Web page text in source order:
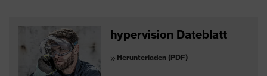
hypervision Dateblatt
Herunterladen (PDF)